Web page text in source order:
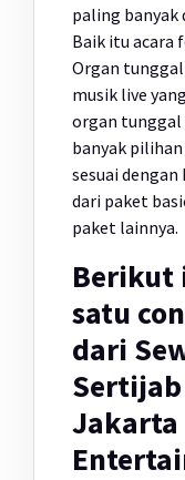
paling banyak
Baik itu acara
Organ
musik live
organ
banyak
sesuai
dari paket
paket lainnya.
Berikut
satu
dari
Jakarta